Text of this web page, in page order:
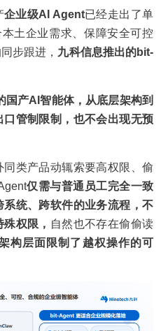
企业级AI Agent已经走出了单
土企业需求、保障安全可控
步跟进， 九科信息推出的bit-
产AI智能体，从底层架构到
口管制限制，也不会出现无预
类产品动辄索要高权限、偷
仅需与普通员工完全一致
统、跨软件的业务流程，不
权限， 自然也不存在偷偷读
构层面限制了越权操作的可